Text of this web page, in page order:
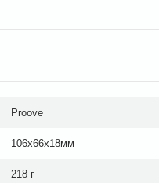
Proove
106x66x18мм
218 г